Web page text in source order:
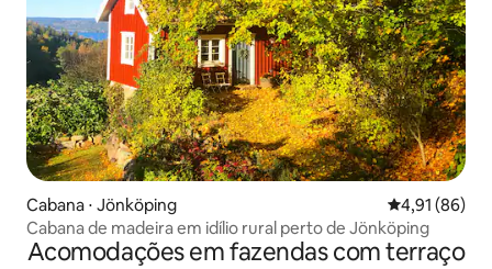
Cabana ⋅ Jönköping 4,91 de uma
4,91 (86)
Cabana de madeira em idílio rural perto de Jönköping
Acomodações em fazendas com terraço